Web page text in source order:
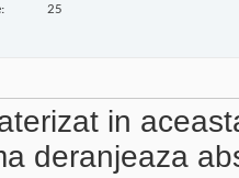
25
in
deranjeaza